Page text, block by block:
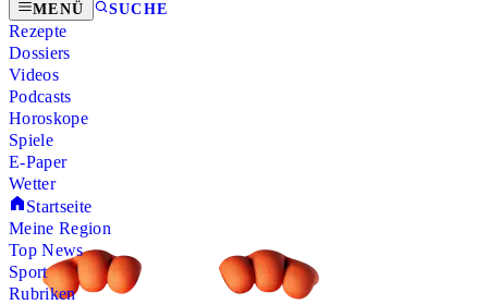
MENÜ SUCHE
Rezepte
Dossiers
Videos
Podcasts
Horoskope
Spiele
E-Paper
Wetter
Startseite
Meine Region
Top News
Sport
Rubriken